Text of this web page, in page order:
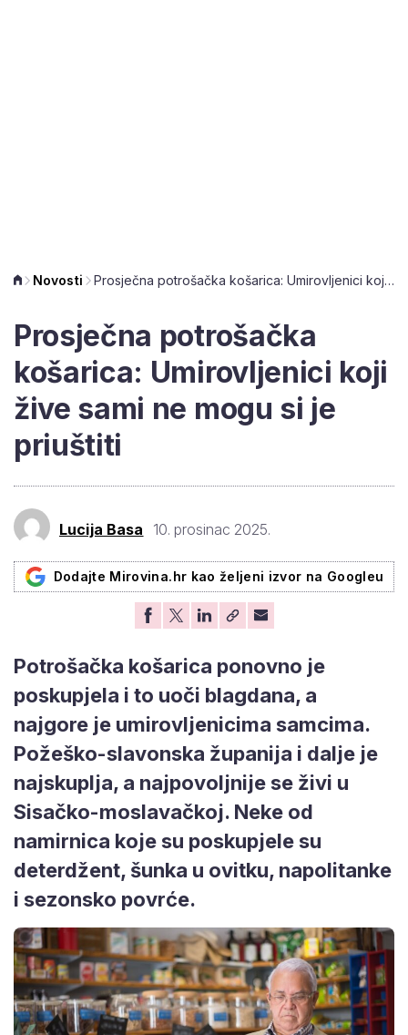
Novosti Prosječna potrošačka košarica: Umirovljenici koji žive sami ne mogu si je priuštiti
Prosječna potrošačka
košarica: Umirovljenici koji
žive sami ne mogu si je
priuštiti
Lucija Basa 10. prosinac 2025.
Dodajte Mirovina.hr kao željeni izvor na Googleu
Potrošačka košarica ponovno je
poskupjela i to uoči blagdana, a
najgore je umirovljenicima samcima.
Požeško-slavonska županija i dalje je
najskuplja, a najpovoljnije se živi u
Sisačko-moslavačkoj. Neke od
namirnica koje su poskupjele su
deterdžent, šunka u ovitku, napolitanke
i sezonsko povrće.